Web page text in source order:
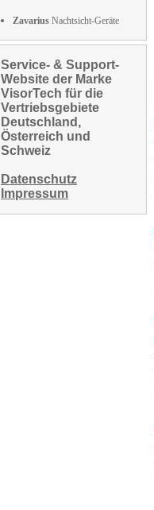
Zavarius Nachtsicht-Geräte
Service- & Support-
Website der Marke
VisorTech für die
Vertriebsgebiete
Deutschland,
Österreich und
Schweiz
Datenschutz
Impressum